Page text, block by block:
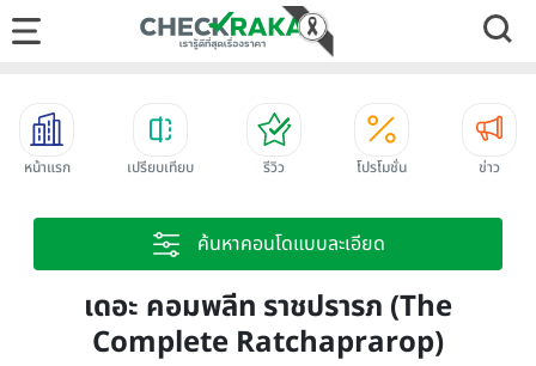
หน้าแรก เปรียบเทียบ รีวิว โปรโมชั่น ข่าว
ค้นหาคอนโดแบบละเอียด
เดอะ คอมพลีท ราชปรารภ (The
Complete Ratchaprarop)